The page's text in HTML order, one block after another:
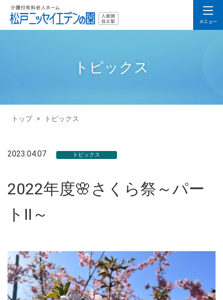
トピックス
トップ > トピックス
2023.04.07 トピックス
2022年度🌸さくら祭～パー
トⅡ～